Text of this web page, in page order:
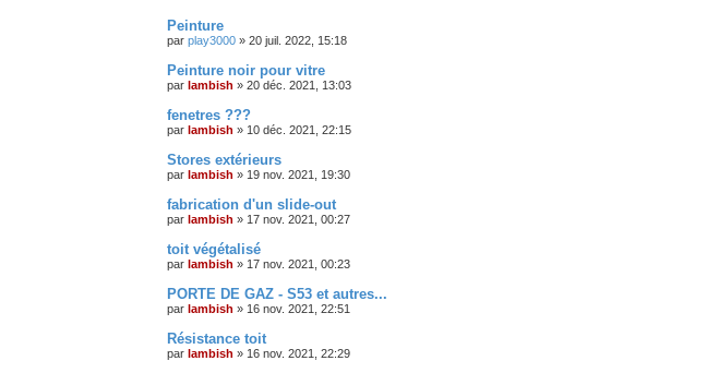
Peinture
par play3000 » 20 juil. 2022, 15:18
Peinture noir pour vitre
par lambish » 20 déc. 2021, 13:03
fenetres ???
par lambish » 10 déc. 2021, 22:15
Stores extérieurs
par lambish » 19 nov. 2021, 19:30
fabrication d'un slide-out
par lambish » 17 nov. 2021, 00:27
toit végétalisé
par lambish » 17 nov. 2021, 00:23
PORTE DE GAZ - S53 et autres...
par lambish » 16 nov. 2021, 22:51
Résistance toit
par lambish » 16 nov. 2021, 22:29